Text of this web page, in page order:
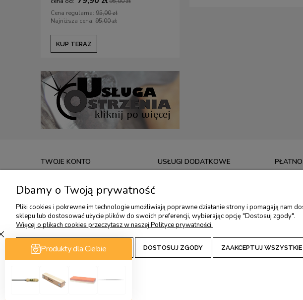
Cena regularna: 95,00 zł
Najniższa cena: 95,00 zł
KUP TERAZ
TWOJE KONTO
USTAWIENIA KONTA
PRZECHOWALNIA
USŁUGI DODATKOWE
KONSULTACJE OSTRZ. TORMEK
WARSZTATY RZEŹBIARSKIE
FORMY
ZAKUPY
Dbamy o Twoją prywatność
Pliki cookies i pokrewne im technologie umożliwiają poprawne działanie strony i pomagają nam
sklepu lub dostosować użycie plików do swoich preferencji, wybierając opcję "Dostosuj zgody".
Więcej o plikach cookies przeczytasz w naszej Polityce prywatności.
ZAAKCEPTUJ TYLKO NIEZBĘDNE DOSTOSUJ ZGODY ZAAKCEPTUJ WSZYSTKIE